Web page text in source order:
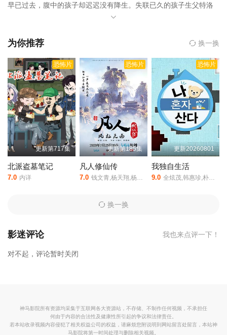
早已过去，腹中的孩子却迟迟没有降生。失联已久的孩子生父特洛
伊突然现身，邀请她前往自家偏远农场共进晚餐。萨拉赴约后，才
念 —— 他们坚信这是传说中的撒旦之子。一场围绕新生命的血腥阴
生。，孽种是由Houston,Bone执导,克洛伊·范·兰德肖特等人主演的,
于2025年上映。相关赞助院线：策驰影院，星辰影院，星空影院，
西瓜影院，抖音短剧视频等40集全集完整版资源免费在线观看。
为你推荐 换一换
恐怖片
更新第717集
北派盗墓笔记
7.0 内详
恐怖片
更新第185集
凡人修仙传
7.0 钱文青,杨天翔,杨默,歪歪,谷江山,乔诗语,佟心竹
恐怖片
更新20260801
我独自生活
9.0 全炫茂,韩惠珍,朴娜莱,李时言,旗安84,刘宪华,李必模,金莎妮,李昇炫,郑允浩,沈昌珉,金多顺,安慧真,成勋,郑基石,郑丽媛,金忠宰,赵彬（??）,Norazo,Microdot
换一换
影迷评论 我也来点评一下！
对不起，评论暂时关闭
神马影院所有资源均采集于互联网各大资源站，不存储、不制作任何视频，不承担任
何由于内容的合法性及健康性所引起的争议和法律责任。
若本站收录视频内容侵犯了相关权益公司的权益，请麻烦您附说明到网站留言处留言，本站神
马影院将第一时间处理与删除相关视频。